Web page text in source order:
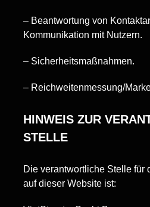
– Beantwortung von
Kommunikation mit Nutzern.
– Sicherheitsmaßnahmen.
– Reichweitenmessung/
HINWEIS ZUR
STELLE
Die verantwortliche Stelle für
auf dieser Website ist: